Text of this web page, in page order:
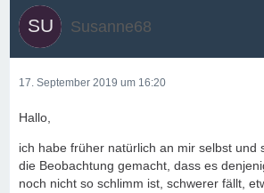
Susanne68
17. September 2019 um 16:20
Hallo,
ich habe früher natürlich an mir selbst und
die Beobachtung gemacht, dass es
noch nicht so schlimm ist, schwerer fällt,